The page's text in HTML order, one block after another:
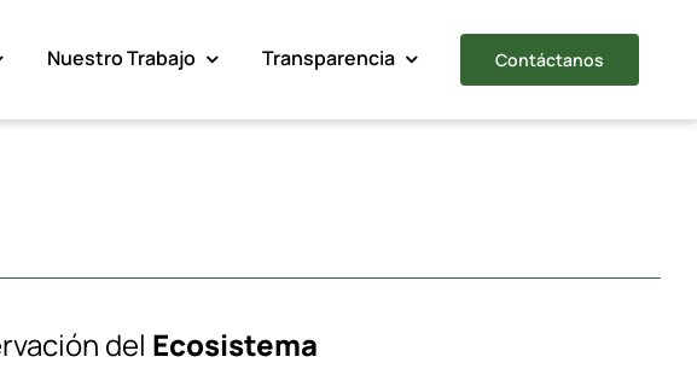
Nuestro Trabajo Transparencia Contáctanos
del Ecosistema